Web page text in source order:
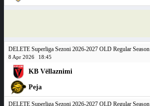
DELETE Superliga Sezoni 2026-2027 OLD Regular Season
8 Apr 2026 18:45
KB Vëllaznimi
Peja
DELETE Superliga Sezoni 2026-2027 OLD Regular Season